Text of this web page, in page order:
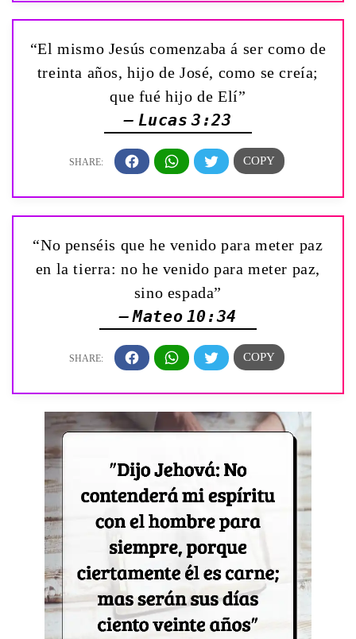
“El mismo Jesús comenzaba á ser como de
treinta años, hijo de José, como se creía;
que fué hijo de Elí”
— Lucas 3:23
“No penséis que he venido para meter paz
en la tierra: no he venido para meter paz,
sino espada”
— Mateo 10:34